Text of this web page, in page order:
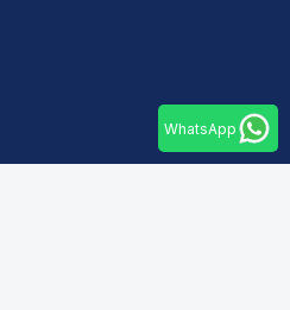
WhatsApp